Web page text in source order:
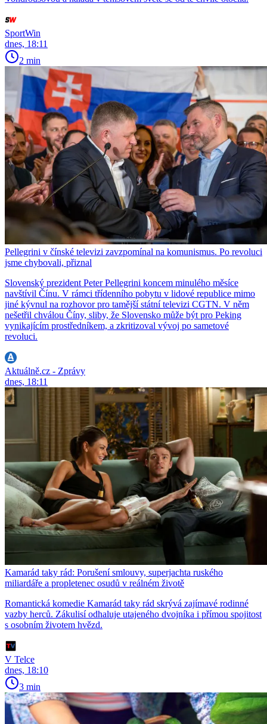
SportWin
dnes, 18:11
2 min
Pellegrini v čínské televizi zavzpomínal na komunismus. Po revoluci
jsme chybovali, přiznal
Slovenský prezident Peter Pellegrini koncem minulého měsíce
navštívil Čínu. V rámci třídenního pobytu v lidové republice mimo
jiné kývnul na rozhovor pro tamější státní televizi CGTN. V něm
nešetřil chválou Číny, sliby, že Slovensko může být pro Peking
vynikajícím prostředníkem, a zkritizoval vývoj po sametové
revoluci.
Aktuálně.cz - Zprávy
dnes, 18:11
Kamarád taky rád: Porušení smlouvy, superjachta ruského
miliardáře a propletenec osudů v reálném životě
Romantická komedie Kamarád taky rád skrývá zajímavé rodinné
vazby herců. Zákulisí odhaluje utajeného dvojníka i přímou spojitost
s osobním životem hvězd.
V Telce
dnes, 18:10
3 min